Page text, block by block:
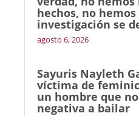
hechos, no
investigación se
agosto 6, 2026
Sayuris Nayleth
víctima de
un hombre que
negativa a bailar